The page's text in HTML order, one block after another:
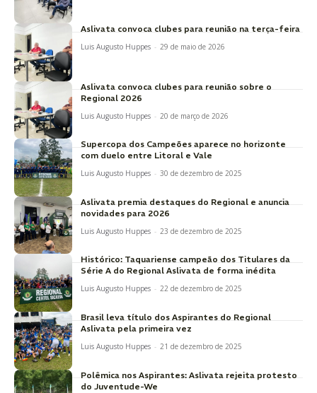
Aslivata convoca clubes para reunião na terça-feira
Luis Augusto Huppes - 29 de maio de 2026
Aslivata convoca clubes para reunião sobre o
Regional 2026
Luis Augusto Huppes - 20 de março de 2026
Supercopa dos Campeões aparece no horizonte
com duelo entre Litoral e Vale
Luis Augusto Huppes - 30 de dezembro de 2025
Aslivata premia destaques do Regional e anuncia
novidades para 2026
Luis Augusto Huppes - 23 de dezembro de 2025
Histórico: Taquariense campeão dos Titulares da
Série A do Regional Aslivata de forma inédita
Luis Augusto Huppes - 22 de dezembro de 2025
Brasil leva título dos Aspirantes do Regional
Aslivata pela primeira vez
Luis Augusto Huppes - 21 de dezembro de 2025
Polêmica nos Aspirantes: Aslivata rejeita protesto
do Juventude-We